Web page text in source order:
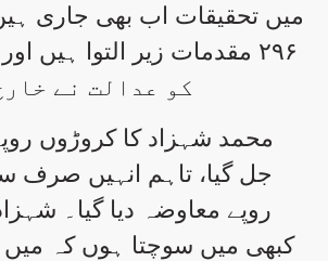
میں تحقیقات اب بھی جاری
کو عدالت نے
محمد شہزاد کا کروڑوں
روپے معاوضہ دیا گیا۔
کبھی میں سوچتا ہوں کہ میں